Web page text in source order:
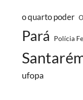
o quarto poder
Pará Polícia
ufopa